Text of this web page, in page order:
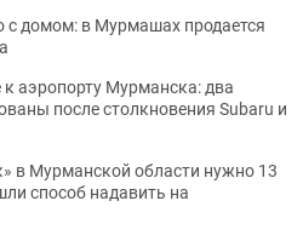
с домом: в Мурмашах продается
аэропорту Мурманска: два
после столкновения Subaru и
в Мурманской области нужно 13
способ надавить на